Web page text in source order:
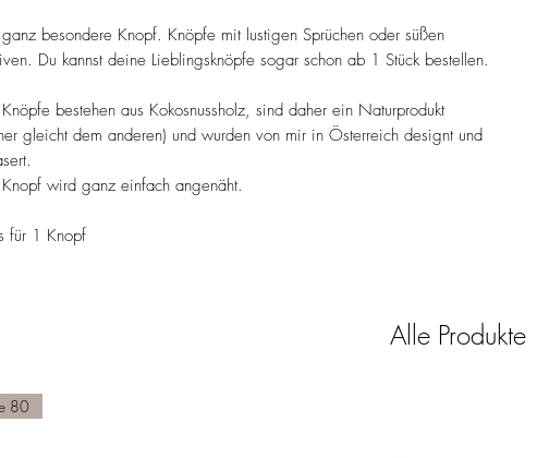
besondere Knopf. Knöpfe mit lustigen Sprüchen oder süßen
Du kannst deine Lieblingsknöpfe sogar schon ab 1 Stück bestellen.
bestehen aus Kokosnussholz, sind daher ein Naturprodukt
gleicht dem anderen) und wurden von mir in Österreich designt und
wird ganz einfach angenäht.
für 1 Knopf
Alle Produkte
80